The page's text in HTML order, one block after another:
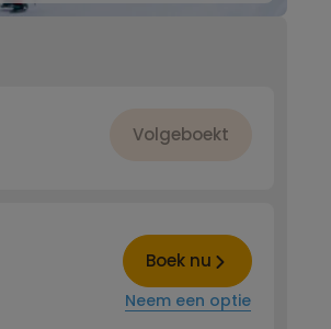
Volgeboekt
Boek nu
Neem een optie